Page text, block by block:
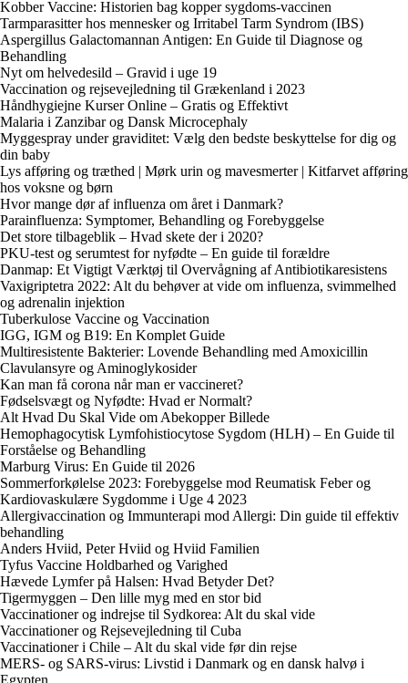
Kobber Vaccine: Historien bag kopper sygdoms-vaccinen
Tarmparasitter hos mennesker og Irritabel Tarm Syndrom (IBS)
Aspergillus Galactomannan Antigen: En Guide til Diagnose og
Behandling
Nyt om helvedesild – Gravid i uge 19
Vaccination og rejsevejledning til Grækenland i 2023
Håndhygiejne Kurser Online – Gratis og Effektivt
Malaria i Zanzibar og Dansk Microcephaly
Myggespray under graviditet: Vælg den bedste beskyttelse for dig og
din baby
Lys afføring og træthed | Mørk urin og mavesmerter | Kitfarvet afføring
hos voksne og børn
Hvor mange dør af influenza om året i Danmark?
Parainfluenza: Symptomer, Behandling og Forebyggelse
Det store tilbageblik – Hvad skete der i 2020?
PKU-test og serumtest for nyfødte – En guide til forældre
Danmap: Et Vigtigt Værktøj til Overvågning af Antibiotikaresistens
Vaxigriptetra 2022: Alt du behøver at vide om influenza, svimmelhed
og adrenalin injektion
Tuberkulose Vaccine og Vaccination
IGG, IGM og B19: En Komplet Guide
Multiresistente Bakterier: Lovende Behandling med Amoxicillin
Clavulansyre og Aminoglykosider
Kan man få corona når man er vaccineret?
Fødselsvægt og Nyfødte: Hvad er Normalt?
Alt Hvad Du Skal Vide om Abekopper Billede
Hemophagocytisk Lymfohistiocytose Sygdom (HLH) – En Guide til
Forståelse og Behandling
Marburg Virus: En Guide til 2026
Sommerforkølelse 2023: Forebyggelse mod Reumatisk Feber og
Kardiovaskulære Sygdomme i Uge 4 2023
Allergivaccination og Immunterapi mod Allergi: Din guide til effektiv
behandling
Anders Hviid, Peter Hviid og Hviid Familien
Tyfus Vaccine Holdbarhed og Varighed
Hævede Lymfer på Halsen: Hvad Betyder Det?
Tigermyggen – Den lille myg med en stor bid
Vaccinationer og indrejse til Sydkorea: Alt du skal vide
Vaccinationer og Rejsevejledning til Cuba
Vaccinationer i Chile – Alt du skal vide før din rejse
MERS- og SARS-virus: Livstid i Danmark og en dansk halvø i
Egypten